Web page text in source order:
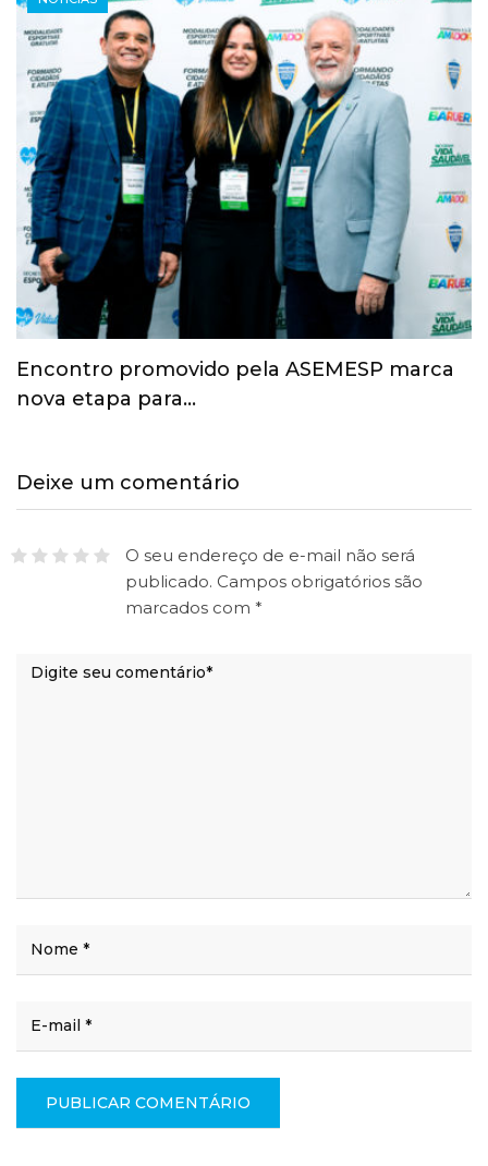
Esporte ganha espaço na agenda
econômica e mobiliza…
Deixe um comentário
O seu endereço de e-mail não será
publicado. Campos obrigatórios são
marcados com *